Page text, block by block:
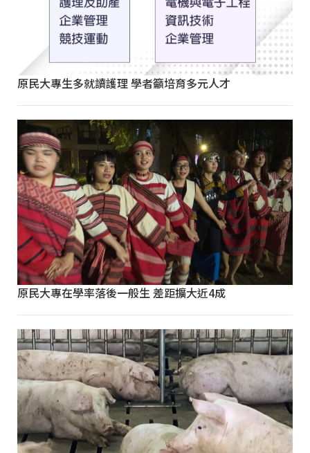
原民大專生多就讀護理 學者籲培育多元人才
原民大專在學率落後一般生 差距擴大近4成